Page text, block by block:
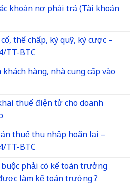
khoản nợ phải trả (Tài khoản
thế chấp, ký quỹ, ký cược –
TT-BTC
hàng, nhà cung cấp vào
thuế điện tử cho doanh
thuế thu nhập hoãn lại –
TT-BTC
phải có kế toán trưởng
làm kế toán trưởng ?